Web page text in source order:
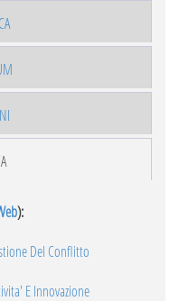
):
Del Conflitto
E Innovazione